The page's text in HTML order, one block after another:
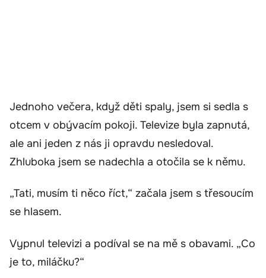
Jednoho večera, když děti spaly, jsem si sedla s
otcem v obývacím pokoji. Televize byla zapnutá,
ale ani jeden z nás ji opravdu nesledoval.
Zhluboka jsem se nadechla a otočila se k němu.
„Tati, musím ti něco říct,“ začala jsem s třesoucím
se hlasem.
Vypnul televizi a podíval se na mě s obavami. „Co
je to, miláčku?“